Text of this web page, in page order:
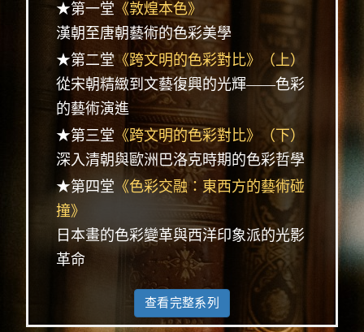
★第一堂 《敦煌本色》
漢朝至唐朝藝術的色彩美學
★第二堂《跨文明的色彩對比》（上）
從宋朝精緻到文藝復興的光輝——色彩
的藝術演進
★第三堂 《跨文明的色彩對比》（下）
深入清朝與歐洲巴洛克時期的色彩哲學
★第四堂 《色彩交融：東西方的藝術碰
撞》
日本畫的色彩變革與西洋印象派的光影
革命
查看完整系列